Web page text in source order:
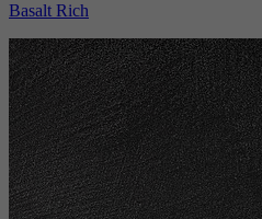
Basalt Rich